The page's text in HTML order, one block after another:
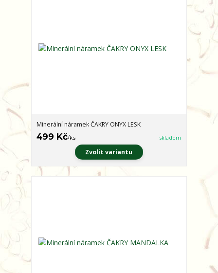
Minerální náramek ČAKRY ONYX LESK
499 Kč/ks skladem
Zvolit variantu